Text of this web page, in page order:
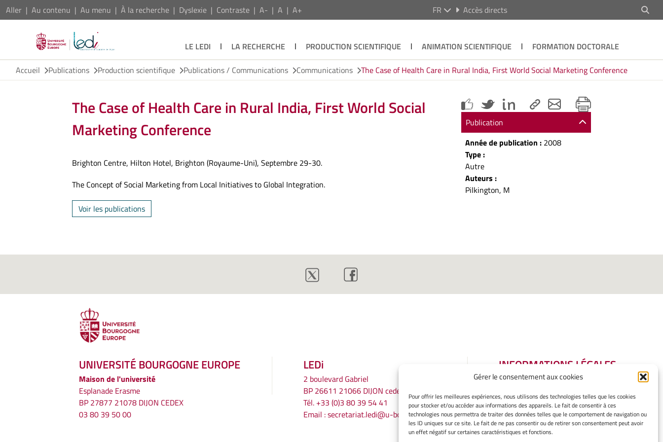
Gérer le consentement aux cookies
Pour offrir les meilleures expériences, nous utilisons des technologies telles que les cookies
pour stocker et/ou accéder aux informations des appareils. Le fait de consentir à ces
technologies nous permettra de traiter des données telles que le comportement de navigation ou
les ID uniques sur ce site. Le fait de ne pas consentir ou de retirer son consentement peut avoir
un effet négatif sur certaines caractéristiques et fonctions.
Aller Au contenu Au menu À la recherche Dyslexie Contraste A- A A+ FR Accès directs
LE LEDI LA RECHERCHE PRODUCTION SCIENTIFIQUE ANIMATION SCIENTIFIQUE
FORMATION DOCTORALE
Accueil
Publications Production scientifique Publications / Communications Communications The Case of Health Care in Rural India, First World Social Marketing Conference
The Case of Health Care in Rural India, First World Social
Marketing Conference
Brighton Centre, Hilton Hotel, Brighton (Royaume-Uni), Septembre 29-30.
The Concept of Social Marketing from Local Initiatives to Global Integration.
Voir les publications
Publication
Année de publication : 2008
Type :
Autre
Auteurs :
Pilkington, M
UNIVERSITÉ BOURGOGNE EUROPE
Maison de l'université
Esplanade Erasme
BP 27877 21078 DIJON CEDEX
03 80 39 50 00
LEDi
2 boulevard Gabriel
BP 26611 21066 DIJON cedex
Tél. +33 (0)3 80 39 54 41
Email :secretariat.ledi@u-bourgogne.fr
INFORMATIONS LÉGALES
Mentions légales
Politique de cookies
Déclaration de confidentialité
Avertissement